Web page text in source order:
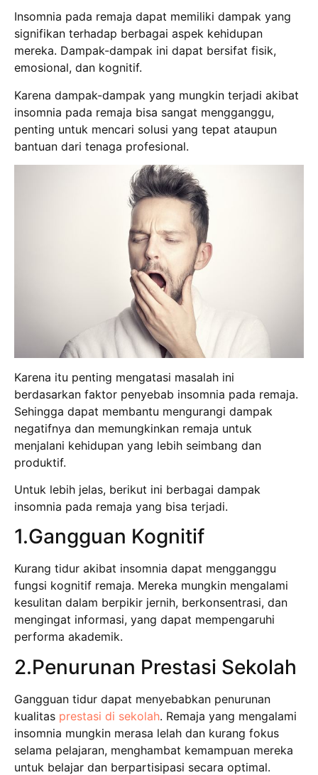
Insomnia pada remaja dapat memiliki dampak yang
signifikan terhadap berbagai aspek kehidupan
mereka. Dampak-dampak ini dapat bersifat fisik,
emosional, dan kognitif.
Karena dampak-dampak yang mungkin terjadi akibat
insomnia pada remaja bisa sangat mengganggu,
penting untuk mencari solusi yang tepat ataupun
bantuan dari tenaga profesional.
Karena itu penting mengatasi masalah ini
berdasarkan faktor penyebab insomnia pada remaja.
Sehingga dapat membantu mengurangi dampak
negatifnya dan memungkinkan remaja untuk
menjalani kehidupan yang lebih seimbang dan
produktif.
Untuk lebih jelas, berikut ini berbagai dampak
insomnia pada remaja yang bisa terjadi.
1.Gangguan Kognitif
Kurang tidur akibat insomnia dapat mengganggu
fungsi kognitif remaja. Mereka mungkin mengalami
kesulitan dalam berpikir jernih, berkonsentrasi, dan
mengingat informasi, yang dapat mempengaruhi
performa akademik.
2.Penurunan Prestasi Sekolah
Gangguan tidur dapat menyebabkan penurunan
kualitas prestasi di sekolah. Remaja yang mengalami
insomnia mungkin merasa lelah dan kurang fokus
selama pelajaran, menghambat kemampuan mereka
untuk belajar dan berpartisipasi secara optimal.